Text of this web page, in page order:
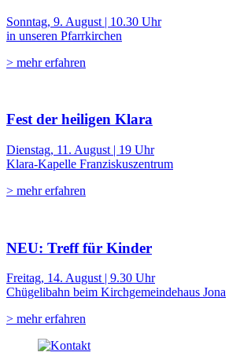
Sonntag, 9. August | 10.30 Uhr
in unseren Pfarrkirchen
> mehr erfahren
Fest der heiligen Klara
Dienstag, 11. August | 19 Uhr
Klara-Kapelle Franziskuszentrum
> mehr erfahren
NEU: Treff für Kinder
Freitag, 14. August | 9.30 Uhr
Chügelibahn beim Kirchgemeindehaus Jona
> mehr erfahren